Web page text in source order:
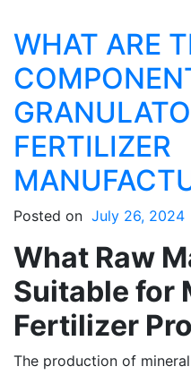
по
для
WHAT ARE
FERTILIZER
Posted on July 26, 2024
What Raw
Suitable for
Fertilizer
The production of